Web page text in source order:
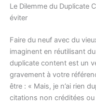
Le Dilemme du Duplicate
éviter
Faire du neuf avec du
imaginent en réutilisant
duplicate content est un
gravement à votre
être : « Mais, je n’ai rien
citations non créditées